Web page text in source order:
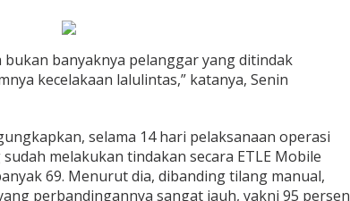
banyaknya pelanggar yang ditindak
kecelakaan lalulintas,” katanya, Senin
selama 14 hari pelaksanaan operasi
melakukan tindakan secara ETLE Mobile
69. Menurut dia, dibanding tilang manual,
perbandingannya sangat jauh, yakni 95 persen